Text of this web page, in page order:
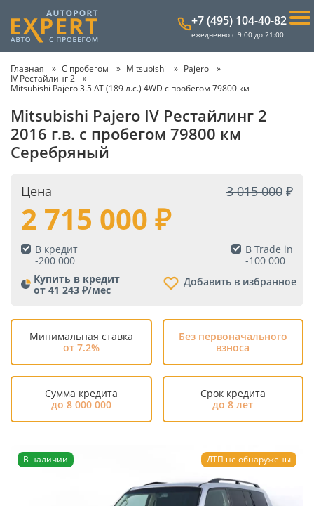
+7 (495) 104-40-82
ежедневно с 9:00 до 21:00
Главная С пробегом Mitsubishi
Pajero
IV Рестайлинг 2
Mitsubishi Pajero 3.5 AT (189 л.с.) 4WD с пробегом 79800 км
Mitsubishi Pajero IV Рестайлинг 2
2016 г.в. с пробегом 79800 км
Серебряный
Цена 3 015 000
2 715 000
В кредит
-200 000
В Trade in
-100 000
Купить в кредит
от 41 243 ₽/мес
Добавить в избранное
Минимальная ставка
от 7.2%
Без первоначального
взноса
Сумма кредита
до 8 000 000
Срок кредита
до 8 лет
В наличии ДТП не обнаружены